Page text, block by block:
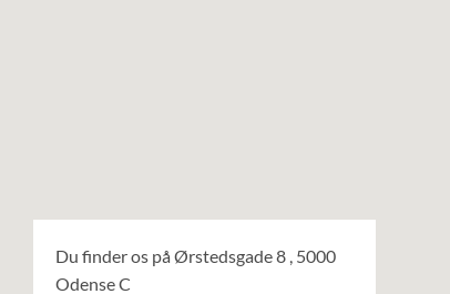
Du finder os på Ørstedsgade 8 , 5000
Odense C